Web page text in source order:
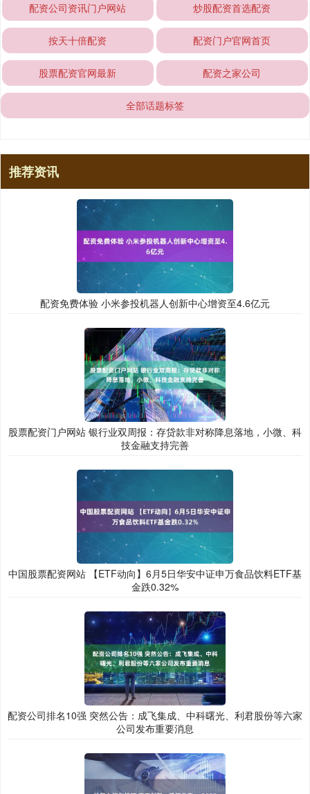
配资公司资讯门户网站 炒股配资首选配资
按天十倍配资 配资门户官网首页
股票配资官网最新 配资之家公司
全部话题标签
推荐资讯
配资免费体验 小米参投机器人创新中心增资至4.6亿元
股票配资门户网站 银行业双周报：存贷款非对称降息落地，小微、科
技金融支持完善
中国股票配资网站 【ETF动向】6月5日华安中证申万食品饮料ETF基
金跌0.32%
配资公司排名10强 突然公告：成飞集成、中科曙光、利君股份等六家
公司发布重要消息